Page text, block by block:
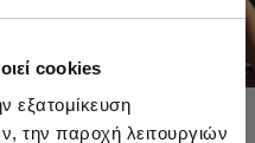
cookies
εξατομίκευση
την παροχή λειτουργιών